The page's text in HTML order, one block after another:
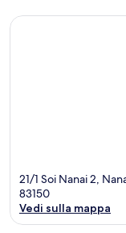
21/1 Soi Nanai 2,
83150
Vedi sulla mappa